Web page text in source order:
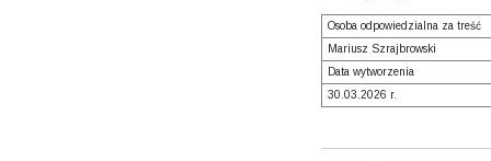
Osoba odpowiedzialna za treść
Mariusz Szrajbrowski
Data wytworzenia
30.03.2026 r.